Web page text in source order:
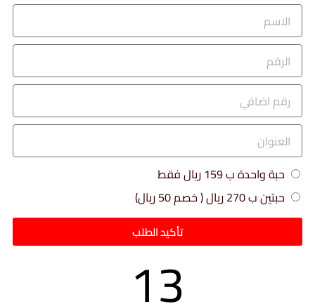
حبة واحدة ب 159 ريال فقط
حبتين ب 270 ريال ( خصم 50 ريال)
تأكيد الطلب
13